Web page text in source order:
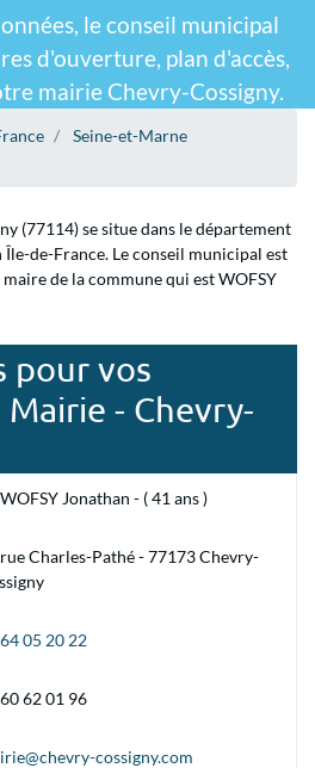
le conseil municipal
d'ouverture, plan d'accès,
mairie Chevry-Cossigny.
Seine-et-Marne
(77114) se situe dans le département
de-France. Le conseil municipal est
de la commune qui est WOFSY
pour vos
- Chevry-
Jonathan - ( 41 ans )
Charles-Pathé - 77173 Chevry-
05 20 22
62 01 96
cossigny.com